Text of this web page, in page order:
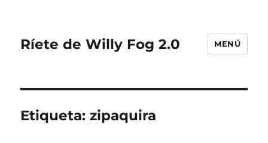
Ríete de Willy Fog 2.0 MENÚ
Etiqueta:zipaquira